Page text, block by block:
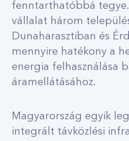
fenntarthatóbbá
vállalat három
Dunaharasztiban és
mennyire hatékony a
energia felhasználása
áramellátásához.
Magyarország egyik
integrált távközlési